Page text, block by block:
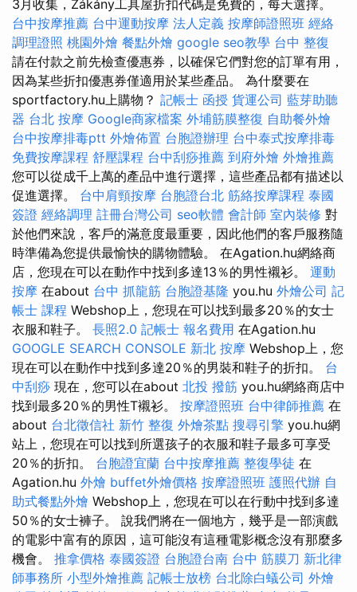
3月收集，Zákány工具屋折扣代碼是免費的，每天選擇。
台中按摩推薦 台中運動按摩 法人定義 按摩師證照班 經絡
調理證照 桃園外燴 餐點外燴 google seo教學 台中 整復
請在付款之前先檢查優惠券，以確保它們對您的訂單有用，
因為某些折扣優惠券僅適用於某些產品。 為什麼要在
sportfactory.hu上購物？ 記帳士 函授 貨運公司 藍芽助聽
器 台北 按摩 Google商家檔案 外埔筋膜整復 自助餐外燴
台中按摩排毒ptt 外燴佈置 台胞證辦理 台中泰式按摩排毒
免費按摩課程 舒壓課程 台中刮痧推薦 到府外燴 外燴推薦
您可以從成千上萬的產品中進行選擇，這些產品都有描述以
促進選擇。 台中肩頸按摩 台胞證台北 筋絡按摩課程 泰國
簽證 經絡調理 註冊台灣公司 seo軟體 會計師 室內裝修 對
於他們來說，客戶的滿意度最重要，因此他們的客戶服務隨
時準備為您提供最愉快的購物體驗。 在Agation.hu網絡商
店，您現在可以在動作中找到多達13％的男性襯衫。 運動
按摩 在about 台中 抓龍筋 台胞證基隆 you.hu 外燴公司 記
帳士 課程 Webshop上，您現在可以找到最多20％的女士
衣服和鞋子。 長照2.0 記帳士 報名費用 在Agation.hu
GOOGLE SEARCH CONSOLE 新北 按摩 Webshop上，您
現在可以在動作中找到多達20％的男裝和鞋子的折扣。 台
中刮痧 現在，您可以在about 北投 撥筋 you.hu網絡商店中
找到最多20％的男性T襯衫。 按摩證照班 台中律師推薦 在
about 台北徵信社 新竹 整復 外燴茶點 搜尋引擎 you.hu網
站上，您現在可以找到所選孩子的衣服和鞋子最多可享受
20％的折扣。 台胞證宜蘭 台中按摩推薦 整復學徒 在
Agation.hu 外燴 buffet外燴價格 按摩證照班 護照代辦 自
助式餐點外燴 Webshop上，您現在可以在行動中找到多達
50％的女士褲子。 說我們將在一個地方，幾乎是一部演戲
的電影中富有的原因，這可能沒有這種電影概念沒有那麼多
機會。 推拿價格 泰國簽證 台胞證台南 台中 筋膜刀 新北律
師事務所 小型外燴推薦 記帳士放榜 台北除白蟻公司 外燴